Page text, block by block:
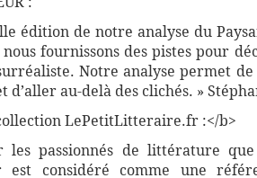
édition de notre analyse du
fournissons des pistes pour
Notre analyse permet
au-delà des clichés. »
LePetitLitteraire.fr :</b>
les passionnés de littérature
est considéré comme une